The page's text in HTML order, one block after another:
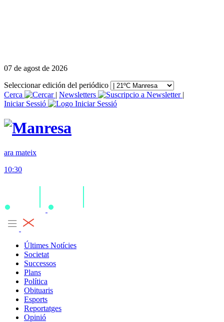
07 de agost de 2026
Seleccionar edición del periódico
Cerca
| Newsletters
|
Iniciar Sessió
ara mateix
10:30
Últimes Notícies
Societat
Successos
Plans
Política
Obituaris
Esports
Reportatges
Opinió